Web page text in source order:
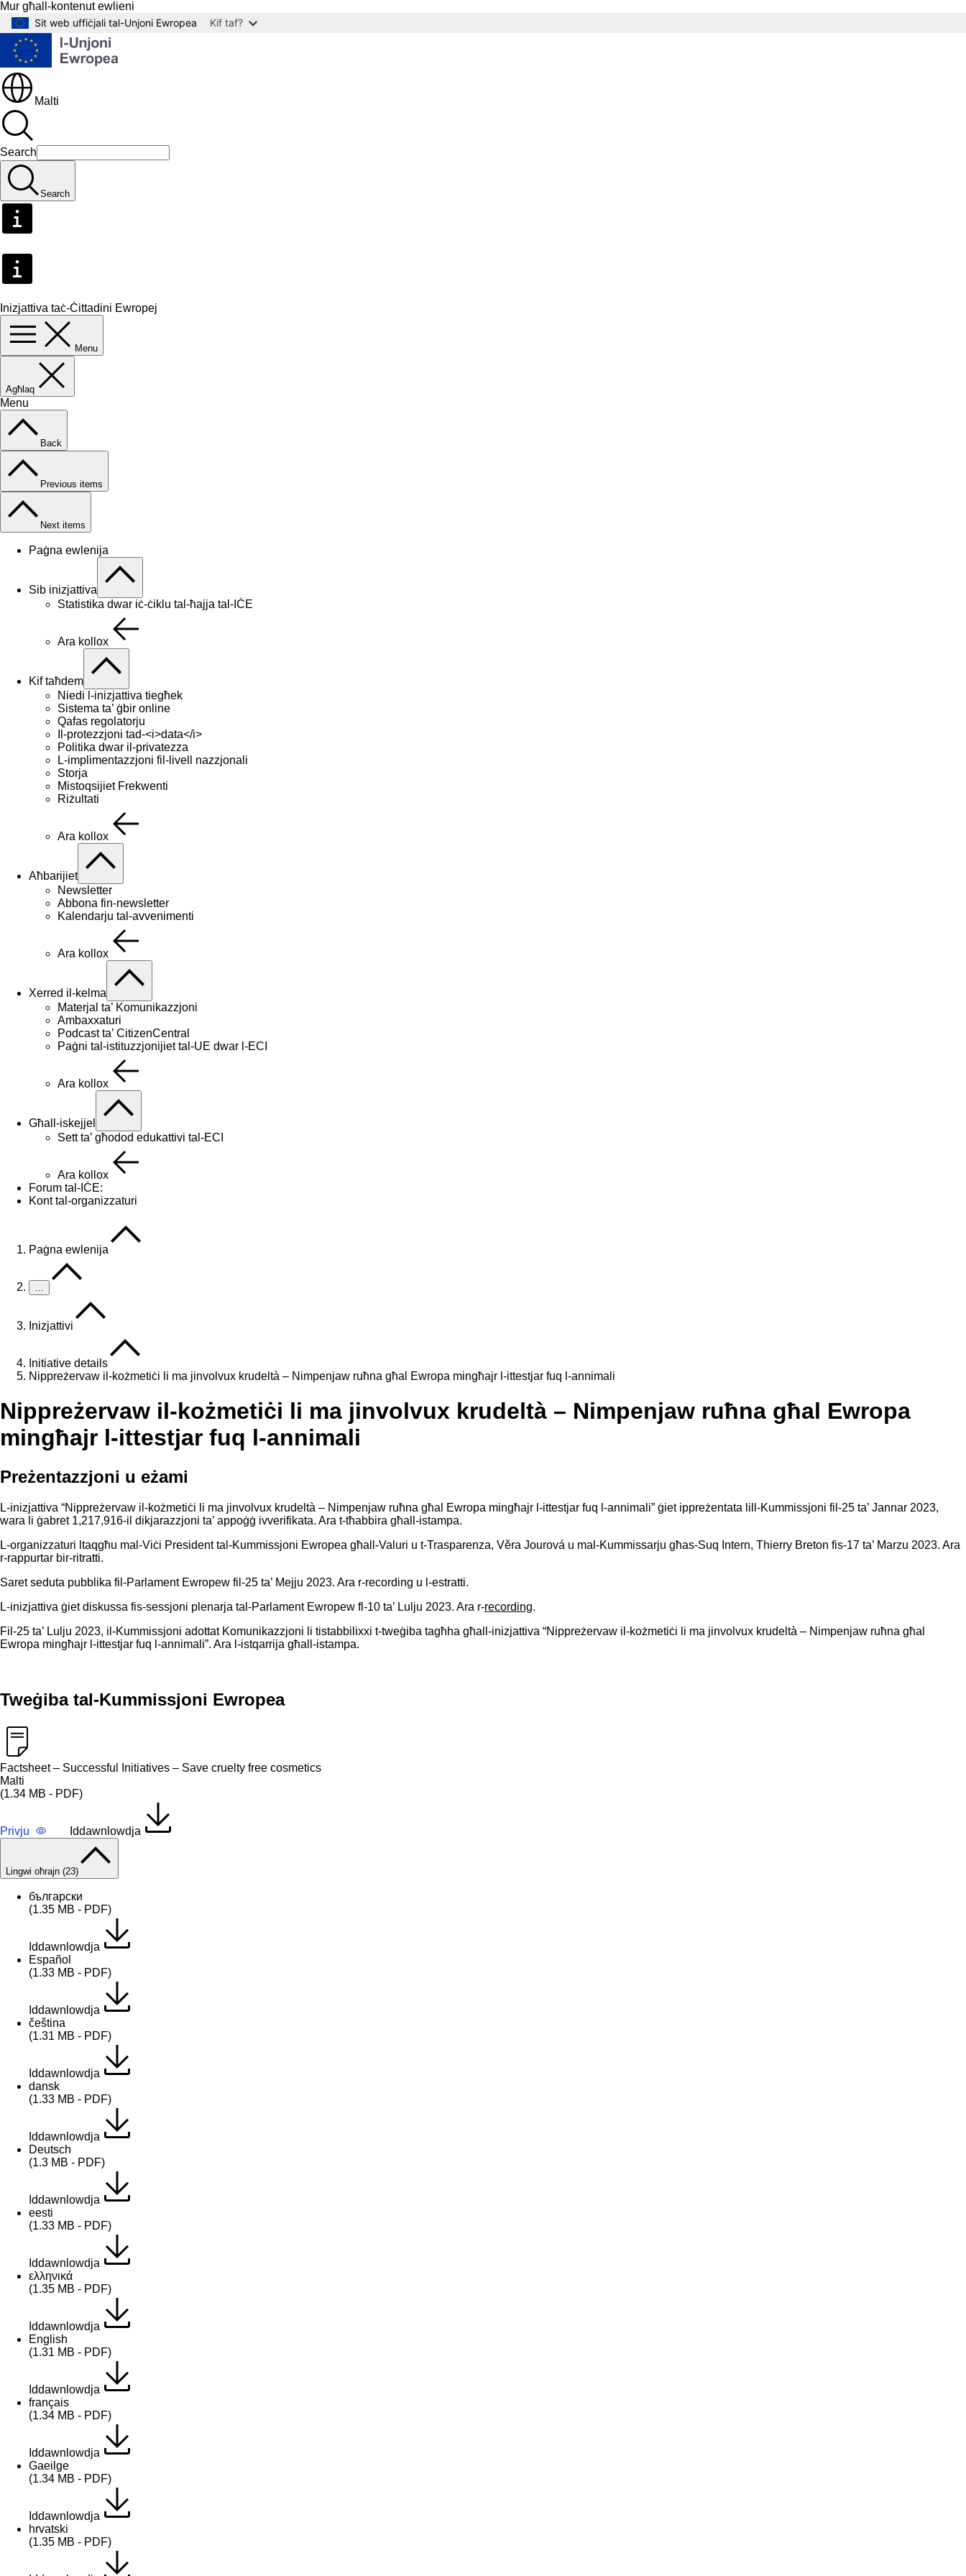
Mur għall-kontenut ewlieni
Sit web uffiċjali tal-Unjoni Ewropea
Kif taf?
Malti
Search
Search
Inizjattiva taċ-Ċittadini Ewropej
Menu
Agħlaq
Menu
Back
Previous items
Next items
Paġna ewlenija
Sib inizjattiva
Statistika dwar iċ-ċiklu tal-ħajja tal-IĊE
Ara kollox
Kif taħdem
Niedi l-inizjattiva tiegħek
Sistema ta’ ġbir online
Qafas regolatorju
Il-protezzjoni tad-<i>data</i>
Politika dwar il-privatezza
L-implimentazzjoni fil-livell nazzjonali
Storja
Mistoqsijiet Frekwenti
Riżultati
Ara kollox
Aħbarijiet
Newsletter
Abbona fin-newsletter
Kalendarju tal-avvenimenti
Ara kollox
Xerred il-kelma
Materjal ta’ Komunikazzjoni
Ambaxxaturi
Podcast ta’ CitizenCentral
Paġni tal-istituzzjonijiet tal-UE dwar l-ECI
Ara kollox
Għall-iskejjel
Sett ta’ għodod edukattivi tal-ECI
Ara kollox
Forum tal-IĊE:
Kont tal-organizzaturi
Paġna ewlenija
…
Inizjattivi
Initiative details
Nippreżervaw il-kożmetiċi li ma jinvolvux krudeltà – Nimpenjaw ruħna għal Ewropa mingħajr l-ittestjar fuq l-annimali
Nippreżervaw il-kożmetiċi li ma jinvolvux krudeltà – Nimpenjaw ruħna għal Ewropa
mingħajr l-ittestjar fuq l-annimali
Preżentazzjoni u eżami
L-inizjattiva “Nippreżervaw il-kożmetiċi li ma jinvolvux krudeltà – Nimpenjaw ruħna għal Ewropa mingħajr l-ittestjar fuq l-annimali” ġiet ippreżentata lill-Kummissjoni fil-25 ta’ Jannar 2023,
wara li ġabret 1,217,916-il dikjarazzjoni ta’ appoġġ ivverifikata. Ara t-tħabbira għall-istampa.
L-organizzaturi ltaqgħu mal-Viċi President tal-Kummissjoni Ewropea għall-Valuri u t-Trasparenza, Věra Jourová u mal-Kummissarju għas-Suq Intern, Thierry Breton fis-17 ta’ Marzu 2023. Ara
r-rappurtar bir-ritratti.
Saret seduta pubblika fil-Parlament Ewropew fil-25 ta’ Mejju 2023. Ara r-recording u l-estratti.
L-inizjattiva ġiet diskussa fis-sessjoni plenarja tal-Parlament Ewropew fl-10 ta’ Lulju 2023. Ara r-recording.
Fil-25 ta’ Lulju 2023, il-Kummissjoni adottat Komunikazzjoni li tistabbilixxi t-tweġiba tagħha għall-inizjattiva “Nippreżervaw il-kożmetiċi li ma jinvolvux krudeltà – Nimpenjaw ruħna għal
Ewropa mingħajr l-ittestjar fuq l-annimali”. Ara l-istqarrija għall-istampa.
Tweġiba tal-Kummissjoni Ewropea
Factsheet – Successful Initiatives – Save cruelty free cosmetics
Malti
(1.34 MB - PDF)
Privju Iddawnlowdja
Lingwi oħrajn (23)
български
(1.35 MB - PDF)
Iddawnlowdja
Español
(1.33 MB - PDF)
Iddawnlowdja
čeština
(1.31 MB - PDF)
Iddawnlowdja
dansk
(1.33 MB - PDF)
Iddawnlowdja
Deutsch
(1.3 MB - PDF)
Iddawnlowdja
eesti
(1.33 MB - PDF)
Iddawnlowdja
ελληνικά
(1.35 MB - PDF)
Iddawnlowdja
English
(1.31 MB - PDF)
Iddawnlowdja
français
(1.34 MB - PDF)
Iddawnlowdja
Gaeilge
(1.34 MB - PDF)
Iddawnlowdja
hrvatski
(1.35 MB - PDF)